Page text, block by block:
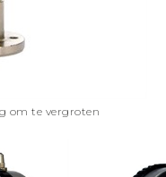
om te vergroten